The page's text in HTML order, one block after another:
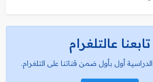
تابعنا عالتلغرام
أول بأول ضمن قناتنا على التلغرام.